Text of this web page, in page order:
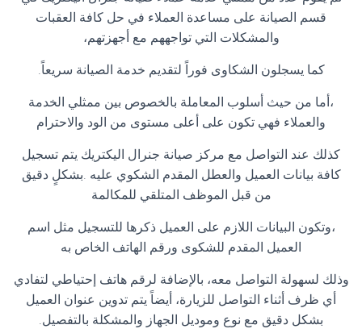
قسم الصيانة على مساعدة العملاء في حل كافة العقبات
والمشكلات التي تواجههم مع أجهزتهم،
كما يسجلون الشكاوى فوراً لتقديم خدمة الصيانة سريعاً.
،أما من حيث أسلوب المعاملة بالخصوص بين ممثلي الخدمة
والعملاء فهي تكون على أعلى مستوى من الود والاحترام
كذلك عند التواصل مع مركز صيانة جنرال اليكتريك يتم تسجيل
كافة بيانات العميل والعطل المقدم الشكوي عليه .بشكلٍ دقيق
من قبل الموظف المتلقي للمكالمة
،وتكون البيانات اللازم على العميل ذكرها للتسجيل مثل اسم
العميل المقدم للشكوى ورقم الهاتف الخاص به
وذلك لسهولة التواصل معه، بالإضافة لرقم هاتف إحتياطي لتفادي
أي ظرف أثناء التواصل للزيارة، أيضاً يتم تدوين عنوان العميل
بشكل دقيق مع نوع وموديل الجهاز والمشكلة بالتفصيل.